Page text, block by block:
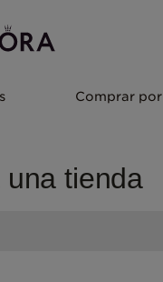
Comprar por
una tienda